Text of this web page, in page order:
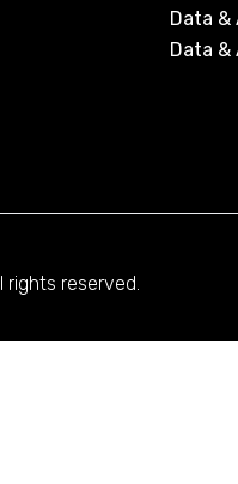
Data &
Data &
reserved.